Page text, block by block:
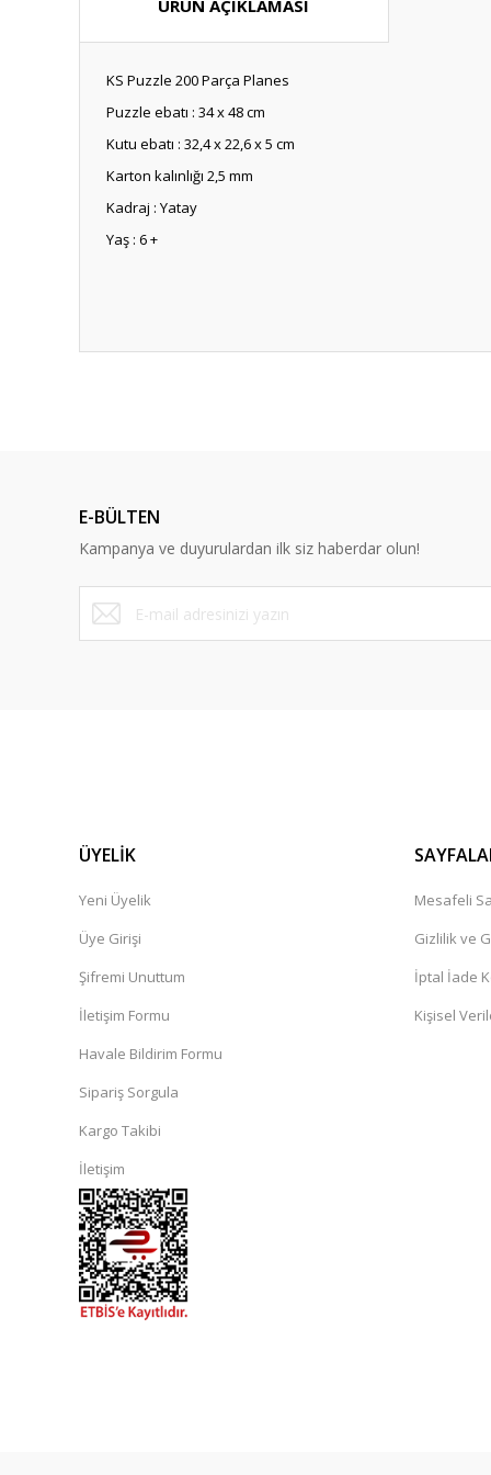
ÜRÜN AÇIKLAMASI
KS Puzzle 200 Parça Planes
Puzzle ebatı : 34 x 48 cm
Kutu ebatı : 32,4 x 22,6 x 5 cm
Karton kalınlığı 2,5 mm
Kadraj : Yatay
Yaş : 6 +
Ürün bilgilerinde hatalar bulunuyor.
Ürün fiyatı diğer sitelerden daha pahalı.
Bu ürüne benzer farklı alternatifler olmalı.
E-BÜLTEN
Kampanya ve duyurulardan ilk siz haberdar olun!
ÜYELİK
Yeni Üyelik
Üye Girişi
Şifremi Unuttum
İletişim Formu
Havale Bildirim Formu
Sipariş Sorgula
Kargo Takibi
İletişim
Mesafeli
Gizlilik ve
İptal İade
Kişisel